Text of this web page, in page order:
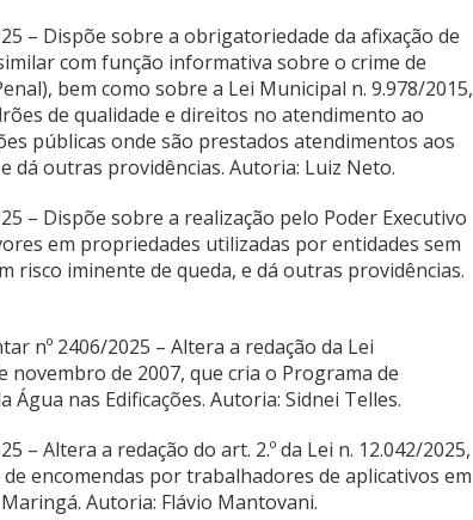
– Dispõe sobre a obrigatoriedade da afixação de
com função informativa sobre o crime de
bem como sobre a Lei Municipal n. 9.978/2015,
de qualidade e direitos no atendimento ao
públicas onde são prestados atendimentos aos
dá outras providências. Autoria: Luiz Neto.
– Dispõe sobre a realização pelo Poder Executivo
em propriedades utilizadas por entidades sem
risco iminente de queda, e dá outras providências.
nº 2406/2025 – Altera a redação da Lei
novembro de 2007, que cria o Programa de
Água nas Edificações. Autoria: Sidnei Telles.
– Altera a redação do art. 2.º da Lei n. 12.042/2025,
encomendas por trabalhadores de aplicativos em
Autoria: Flávio Mantovani.